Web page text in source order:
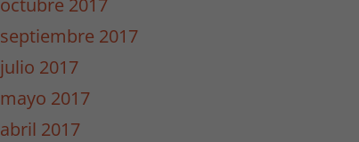
septiembre 2017
julio 2017
mayo 2017
abril 2017